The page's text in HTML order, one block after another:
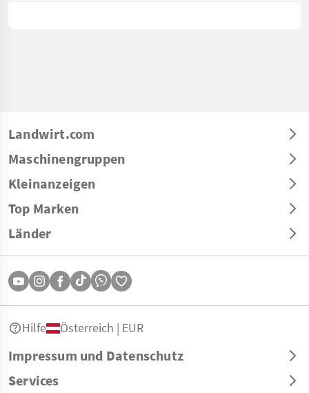
Landwirt.com
Maschinengruppen
Kleinanzeigen
Top Marken
Länder
Impressum und Datenschutz
Services
Hilfe Österreich | EUR